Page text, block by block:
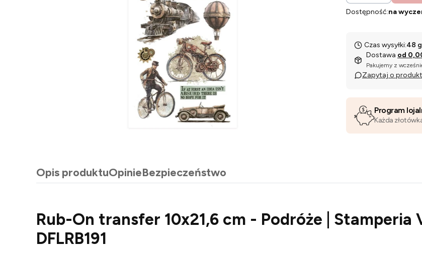
Dostępność:na
Czas wysyłki:48
Dostawa od
Pakujemy z
Zapytaj o produkt
Program
Każda
Opis produktuOpinieBezpieczeństwo
Rub-On transfer 10x21,6 cm - Podróże | Stamperia
DFLRB191